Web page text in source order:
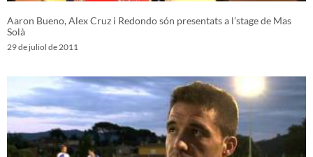
Aaron Bueno, Alex Cruz i Redondo són presentats a l’stage de Mas
Solà
29 de juliol de 2011